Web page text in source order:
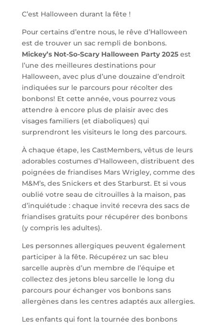
C’est Halloween durant la fête !
Pour certains d’entre nous, le rêve d’Halloween
est de trouver un sac rempli de bonbons.
Mickey’s Not-So-Scary Halloween Party 2025est
l’une des meilleures destinations pour
Halloween, avec plus d’une douzaine d’endroit
indiquées sur le parcours pour récolter des
bonbons! Et cette année, vous pourrez vous
attendre à encore plus de plaisir avec des
visages familiers (et diaboliques) qui
surprendront les visiteurs le long des parcours.
À chaque étape, les CastMembers, vêtus de leurs
adorables costumes d’Halloween, distribuent des
poignées de friandises Mars Wrigley, comme des
M&M’s, des Snickers et des Starburst. Et si vous
oublié votre seau de citrouilles à la maison, pas
d’inquiétude : chaque invité recevra des sacs de
friandises gratuits pour récupérer des bonbons
(y compris les adultes).
Les personnes allergiques peuvent également
participer à la fête. Récupérez un sac bleu
sarcelle auprès d’un membre de l’équipe et
collectez des jetons bleu sarcelle le long du
parcours pour échanger vos bonbons sans
allergènes dans les centres adaptés aux allergies.
Les enfants qui font la tournée des bonbons